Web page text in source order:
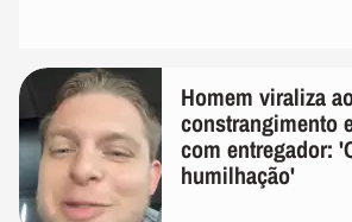
Homem viraliza
constrangimento
com entregador:
humilhação'